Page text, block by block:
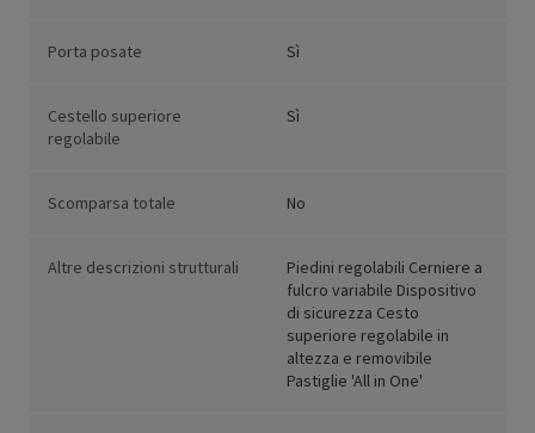
Porta posate Sì
Cestello superiore
regolabile
Sì
Scomparsa totale No
Altre descrizioni strutturali
Piedini regolabili Cerniere a
fulcro variabile Dispositivo
di sicurezza Cesto
superiore regolabile in
altezza e removibile
Pastiglie 'All in One'